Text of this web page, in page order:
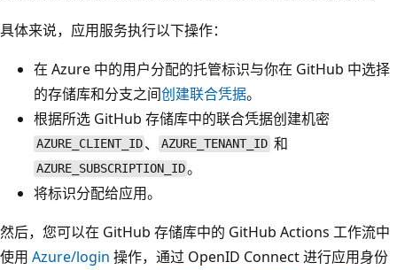
具体来说，应用服务执行以下操作：
在 Azure 中的用户分配的托管标识与你在 GitHub 中选择
的存储库和分支之间创建联合凭据。
根据所选 GitHub 存储库中的联合凭据创建机密
AZURE_CLIENT_ID 、 AZURE_TENANT_ID 和
AZURE_SUBSCRIPTION_ID。
将标识分配给应用。
然后，您可以在 GitHub 存储库中的 GitHub Actions 工作流中
使用 Azure/login 操作，通过 OpenID Connect 进行应用身份